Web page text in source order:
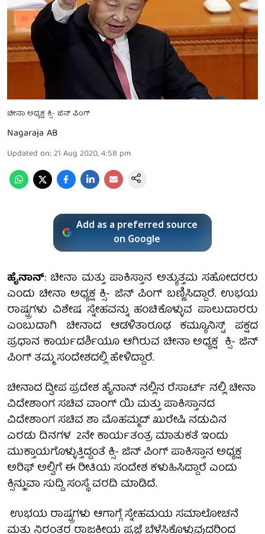
ಚೀನಾ ಅಧ್ಯಕ್ಷ ಕ್ಸಿ- ಜಿನ್ ಪಿಂಗ್
Nagaraja AB
Updated on: 21 Aug 2020, 4:58 pm
Add as a preferred source
on Google
ಹೈನಾನ್: ಚೀನಾ ಮತ್ತು ಪಾಕಿಸ್ತಾನ ಅತ್ಯುತ್ತಮ ಸಹೋದರರು
ಎಂದು ಚೀನಾ ಅಧ್ಯಕ್ಷ ಕ್ಸಿ- ಜಿನ್ ಪಿಂಗ್ ಬಣ್ಣಿಸಿದ್ದಾರೆ. ಉಭಯ
ರಾಷ್ಟ್ರಗಳು ವಿಶೇಷ ಸ್ನೇಹವನ್ನು ಹಂಚಿಕೊಳ್ಳುವ ಪಾಲುದಾರರು
ಎಂಬುದಾಗಿ ಚೀನಾದ ಆಡಳಿತಾರೂಢ ಕಮ್ಯೂನಿಸ್ಟ್ ಪಕ್ಷದ
ಪ್ರಧಾನ ಕಾರ್ಯದರ್ಶಿಯೂ ಆಗಿರುವ ಚೀನಾ ಅಧ್ಯಕ್ಷ ಕ್ಸಿ- ಜಿನ್
ಪಿಂಗ್ ತಮ್ಮ ಸಂದೇಶದಲ್ಲಿ ಹೇಳಿದ್ದಾರೆ.
ಚೀನಾದ ದ್ವೀಪ ಪ್ರದೇಶ ಹೈನಾನ್ ನಲ್ಲಿನ ರೆಸಾರ್ಟ್ ನಲ್ಲಿ ಚೀನಾ
ವಿದೇಶಾಂಗ ಸಚಿವ ವಾಂಗ್ ಯಿ ಮತ್ತು ಪಾಕಿಸ್ತಾನದ
ವಿದೇಶಾಂಗ ಸಚಿವ ಶಾ ಮೊಹಮ್ಮದ್ ಖುರೇಷಿ ನಡುವಿನ
ಎರಡು ದಿನಗಳ 2ನೇ ಕಾರ್ಯತಂತ್ರ ಮಾತುಕತೆ ಇಂದು
ಮುಕ್ತಾಯಗೊಳ್ಳುತ್ತಿದ್ದಂತೆ ಕ್ಸಿ- ಜಿನ್ ಪಿಂಗ್ ಪಾಕಿಸ್ತಾನ ಅಧ್ಯಕ್ಷ
ಅರಿಫ್ ಅಲ್ವಿಗೆ ಈ ರೀತಿಯ ಸಂದೇಶ ಕಳುಹಿಸಿದ್ದಾರೆ ಎಂದು
ಕ್ಸಿನ್ಹುವಾ ಸುದ್ದಿ ಸಂಸ್ಥೆ ವರದಿ ಮಾಡಿದೆ.
ಉಭಯ ರಾಷ್ಟ್ರಗಳು ಆಗಾಗ್ಗೆ ಸ್ನೇಹಮಯ ಸಮಾಲೋಚನೆ